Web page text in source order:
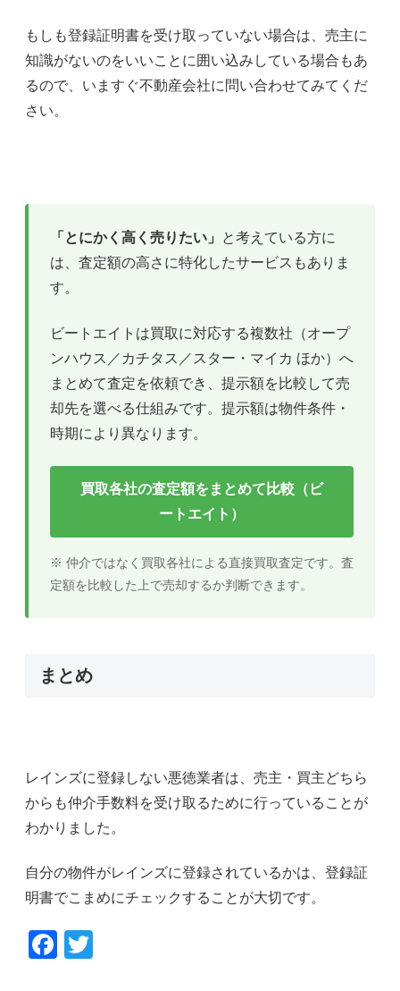
もしも登録証明書を受け取っていない場合は、売主に
知識がないのをいいことに囲い込みしている場合もあ
るので、いますぐ不動産会社に問い合わせてみてくだ
さい。
「とにかく高く売りたい」
と考えている方に
は、査定額の高さに特化したサービスもありま
す。
ビートエイトは買取に対応する複数社（オープ
ンハウス／カチタス／スター・マイカ ほか）へ
まとめて査定を依頼でき、提示額を比較して売
却先を選べる仕組みです。提示額は物件条件・
時期により異なります。
買取各社の査定額をまとめて比較（ビ
ートエイト）
※ 仲介ではなく買取各社による直接買取査定です。査
定額を比較した上で売却するか判断できます。
まとめ
レインズに登録しない悪徳業者は、売主・買主どちら
からも仲介手数料を受け取るために行っていることが
わかりました。
自分の物件がレインズに登録されているかは、登録証
明書でこまめにチェックすることが大切です。
F